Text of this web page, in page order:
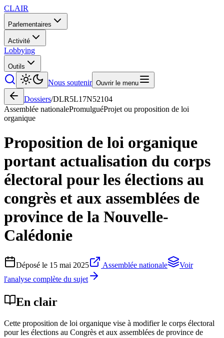
CLAIR
Parlementaires
Activité
Lobbying
Outils
Nous soutenir Ouvrir le menu
Dossiers/DLR5L17N52104
Assemblée nationalePromulguéProjet ou proposition de loi
organique
Proposition de loi organique
portant actualisation du corps
électoral pour les élections au
congrès et aux assemblées de
province de la Nouvelle-
Calédonie
Déposé le 15 mai 2025 Assemblée nationale
Voir
l'analyse complète du sujet
En clair
Cette proposition de loi organique vise à modifier le corps électoral
pour les élections au Congrès et aux assemblées de province de